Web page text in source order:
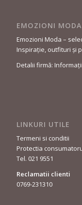
EMOZIONI
Emozioni Moda –
Inspirație, outfituri și
Detalii firmă:
LINKURI UTILE
Termeni si conditii
Protectia
Tel. 021 9551
Reclamatii clienti
0769-231310